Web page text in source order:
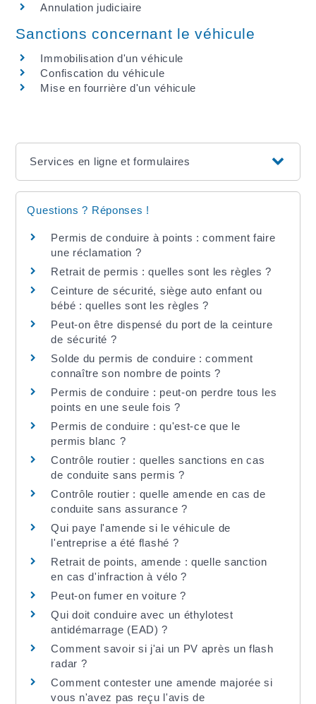
Annulation judiciaire
Sanctions concernant le véhicule
Immobilisation d'un véhicule
Confiscation du véhicule
Mise en fourrière d'un véhicule
Services en ligne et formulaires
Questions ? Réponses !
Permis de conduire à points : comment faire
une réclamation ?
Retrait de permis : quelles sont les règles ?
Ceinture de sécurité, siège auto enfant ou
bébé : quelles sont les règles ?
Peut-on être dispensé du port de la ceinture
de sécurité ?
Solde du permis de conduire : comment
connaître son nombre de points ?
Permis de conduire : peut-on perdre tous les
points en une seule fois ?
Permis de conduire : qu'est-ce que le
permis blanc ?
Contrôle routier : quelles sanctions en cas
de conduite sans permis ?
Contrôle routier : quelle amende en cas de
conduite sans assurance ?
Qui paye l'amende si le véhicule de
l'entreprise a été flashé ?
Retrait de points, amende : quelle sanction
en cas d'infraction à vélo ?
Peut-on fumer en voiture ?
Qui doit conduire avec un éthylotest
antidémarrage (EAD) ?
Comment savoir si j'ai un PV après un flash
radar ?
Comment contester une amende majorée si
vous n'avez pas reçu l'avis de